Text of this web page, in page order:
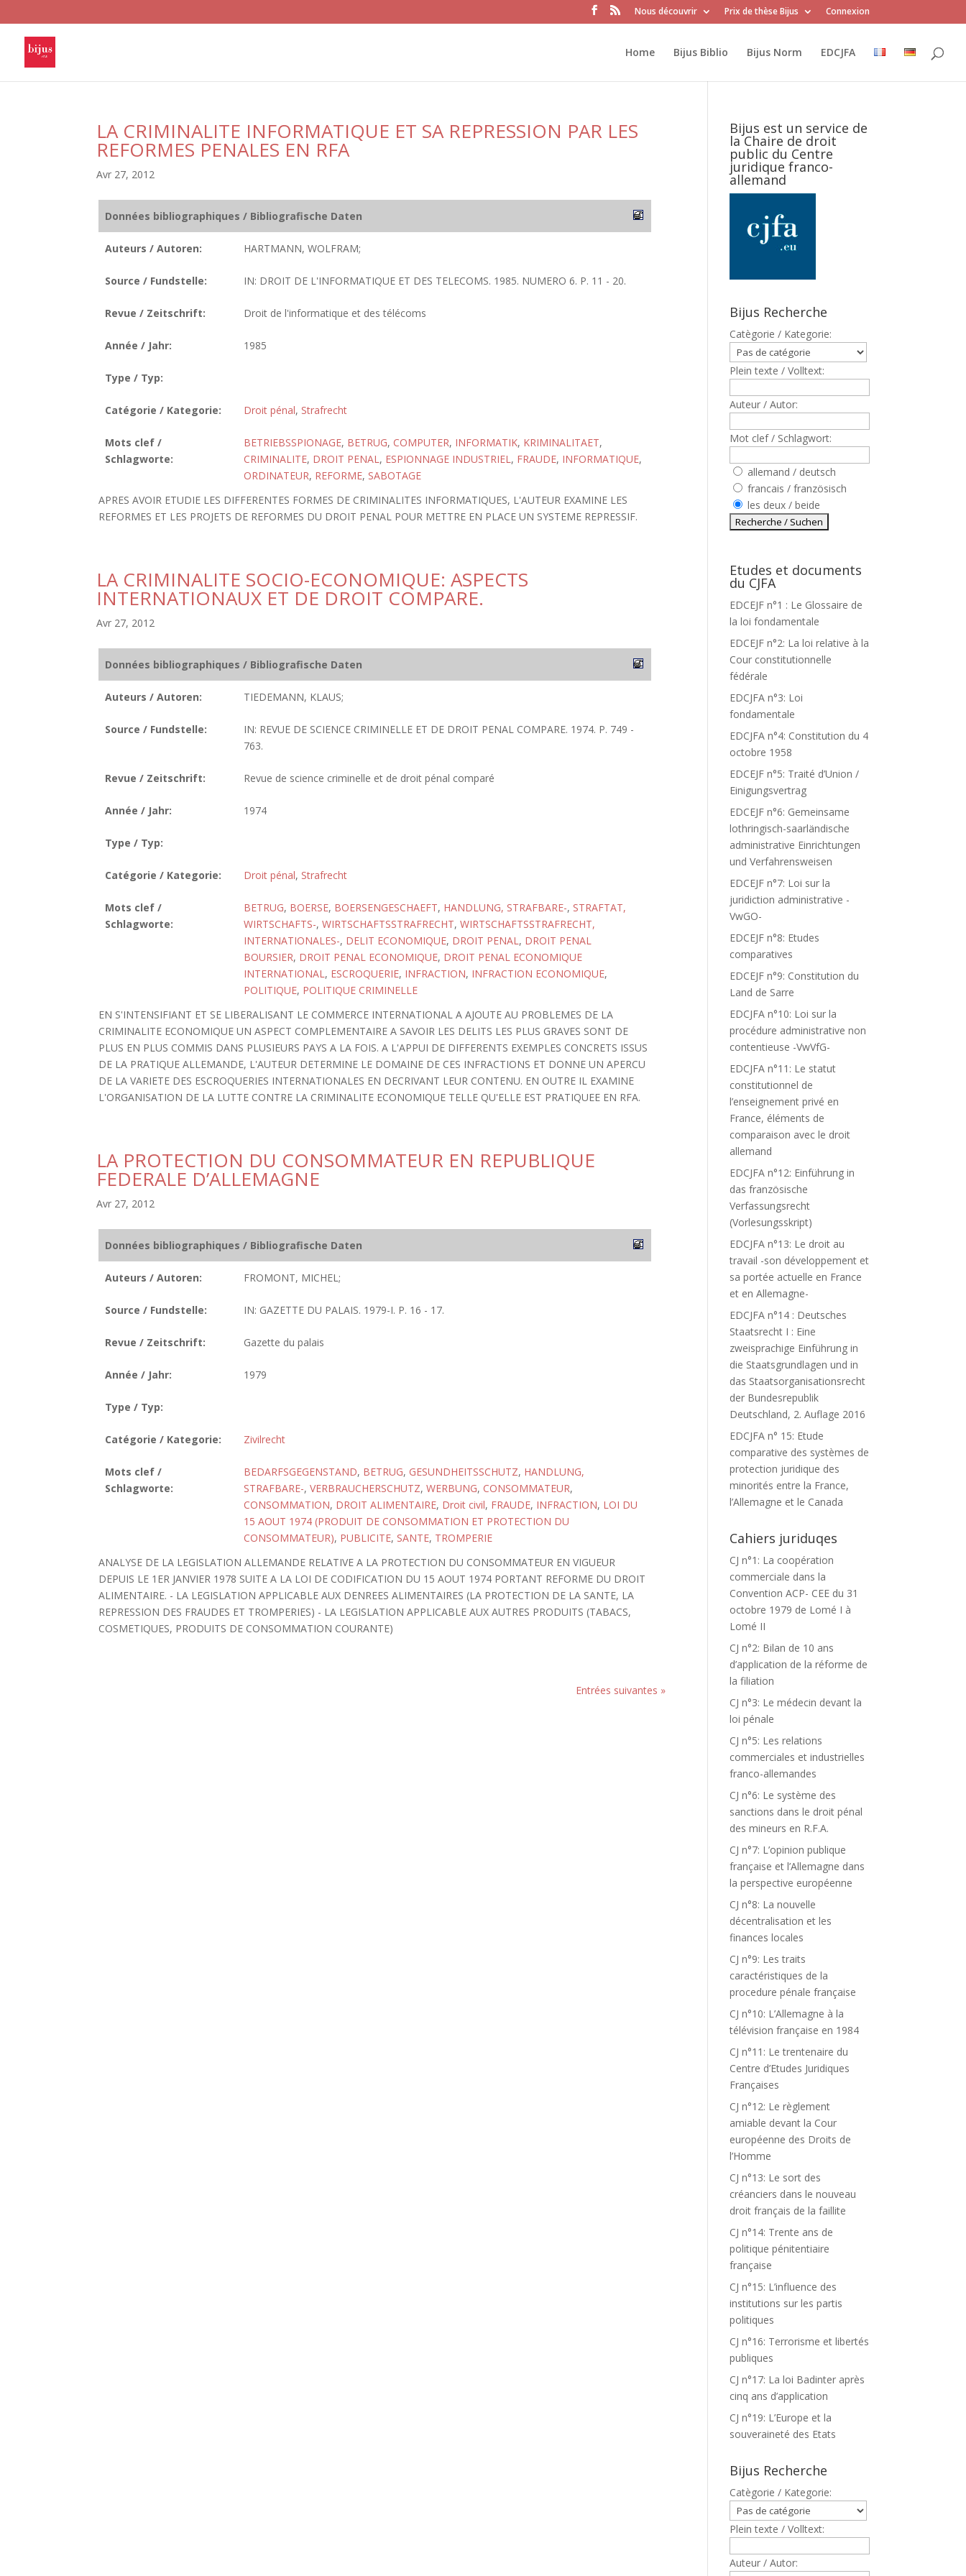
Nous découvrir Prix de thèse Bijus Connexion
Home Bijus Biblio Bijus Norm EDCJFA
LA CRIMINALITE INFORMATIQUE ET SA REPRESSION PAR LES
REFORMES PENALES EN RFA
Avr 27, 2012
Données bibliographiques / Bibliografische Daten
Auteurs / Autoren: HARTMANN, WOLFRAM;
Source / Fundstelle: IN: DROIT DE L'INFORMATIQUE ET DES TELECOMS. 1985. NUMERO 6. P. 11 - 20.
Revue / Zeitschrift: Droit de l'informatique et des télécoms
Année / Jahr: 1985
Type / Typ:
Catégorie / Kategorie: Droit pénal, Strafrecht
Mots clef /
Schlagworte:
BETRIEBSSPIONAGE, BETRUG, COMPUTER, INFORMATIK, KRIMINALITAET,
CRIMINALITE, DROIT PENAL, ESPIONNAGE INDUSTRIEL, FRAUDE, INFORMATIQUE,
ORDINATEUR, REFORME, SABOTAGE
APRES AVOIR ETUDIE LES DIFFERENTES FORMES DE CRIMINALITES INFORMATIQUES, L'AUTEUR EXAMINE LES
REFORMES ET LES PROJETS DE REFORMES DU DROIT PENAL POUR METTRE EN PLACE UN SYSTEME REPRESSIF.
LA CRIMINALITE SOCIO-ECONOMIQUE: ASPECTS
INTERNATIONAUX ET DE DROIT COMPARE.
Avr 27, 2012
Données bibliographiques / Bibliografische Daten
Auteurs / Autoren: TIEDEMANN, KLAUS;
Source / Fundstelle:
IN: REVUE DE SCIENCE CRIMINELLE ET DE DROIT PENAL COMPARE. 1974. P. 749 -
763.
Revue / Zeitschrift: Revue de science criminelle et de droit pénal comparé
Année / Jahr: 1974
Type / Typ:
Catégorie / Kategorie: Droit pénal, Strafrecht
Mots clef /
Schlagworte:
BETRUG, BOERSE, BOERSENGESCHAEFT, HANDLUNG, STRAFBARE-, STRAFTAT,
WIRTSCHAFTS-, WIRTSCHAFTSSTRAFRECHT, WIRTSCHAFTSSTRAFRECHT,
INTERNATIONALES-, DELIT ECONOMIQUE, DROIT PENAL, DROIT PENAL
BOURSIER, DROIT PENAL ECONOMIQUE, DROIT PENAL ECONOMIQUE
INTERNATIONAL, ESCROQUERIE, INFRACTION, INFRACTION ECONOMIQUE,
POLITIQUE, POLITIQUE CRIMINELLE
EN S'INTENSIFIANT ET SE LIBERALISANT LE COMMERCE INTERNATIONAL A AJOUTE AU PROBLEMES DE LA
CRIMINALITE ECONOMIQUE UN ASPECT COMPLEMENTAIRE A SAVOIR LES DELITS LES PLUS GRAVES SONT DE
PLUS EN PLUS COMMIS DANS PLUSIEURS PAYS A LA FOIS. A L'APPUI DE DIFFERENTS EXEMPLES CONCRETS ISSUS
DE LA PRATIQUE ALLEMANDE, L'AUTEUR DETERMINE LE DOMAINE DE CES INFRACTIONS ET DONNE UN APERCU
DE LA VARIETE DES ESCROQUERIES INTERNATIONALES EN DECRIVANT LEUR CONTENU. EN OUTRE IL EXAMINE
L'ORGANISATION DE LA LUTTE CONTRE LA CRIMINALITE ECONOMIQUE TELLE QU'ELLE EST PRATIQUEE EN RFA.
LA PROTECTION DU CONSOMMATEUR EN REPUBLIQUE
FEDERALE D’ALLEMAGNE
Avr 27, 2012
Données bibliographiques / Bibliografische Daten
Auteurs / Autoren: FROMONT, MICHEL;
Source / Fundstelle: IN: GAZETTE DU PALAIS. 1979-I. P. 16 - 17.
Revue / Zeitschrift: Gazette du palais
Année / Jahr: 1979
Type / Typ:
Catégorie / Kategorie: Zivilrecht
Mots clef /
Schlagworte:
BEDARFSGEGENSTAND, BETRUG, GESUNDHEITSSCHUTZ, HANDLUNG,
STRAFBARE-, VERBRAUCHERSCHUTZ, WERBUNG, CONSOMMATEUR,
CONSOMMATION, DROIT ALIMENTAIRE, Droit civil, FRAUDE, INFRACTION, LOI DU
15 AOUT 1974 (PRODUIT DE CONSOMMATION ET PROTECTION DU
CONSOMMATEUR), PUBLICITE, SANTE, TROMPERIE
ANALYSE DE LA LEGISLATION ALLEMANDE RELATIVE A LA PROTECTION DU CONSOMMATEUR EN VIGUEUR
DEPUIS LE 1ER JANVIER 1978 SUITE A LA LOI DE CODIFICATION DU 15 AOUT 1974 PORTANT REFORME DU DROIT
ALIMENTAIRE. - LA LEGISLATION APPLICABLE AUX DENREES ALIMENTAIRES (LA PROTECTION DE LA SANTE, LA
REPRESSION DES FRAUDES ET TROMPERIES) - LA LEGISLATION APPLICABLE AUX AUTRES PRODUITS (TABACS,
COSMETIQUES, PRODUITS DE CONSOMMATION COURANTE)
Entrées suivantes »
Bijus est un service de
la Chaire de droit
public du Centre
juridique franco-
allemand
Bijus Recherche
Catègorie / Kategorie:
Plein texte / Volltext:
Auteur / Autor:
Mot clef / Schlagwort:
allemand / deutsch
francais / französisch
les deux / beide
Etudes et documents
du CJFA
EDCEJF n°1 : Le Glossaire de
la loi fondamentale
EDCEJF n°2: La loi relative à la
Cour constitutionnelle
fédérale
EDCJFA n°3: Loi
fondamentale
EDCJFA n°4: Constitution du 4
octobre 1958
EDCEJF n°5: Traité d’Union /
Einigungsvertrag
EDCEJF n°6: Gemeinsame
lothringisch-saarländische
administrative Einrichtungen
und Verfahrensweisen
EDCEJF n°7: Loi sur la
juridiction administrative -
VwGO-
EDCEJF n°8: Etudes
comparatives
EDCEJF n°9: Constitution du
Land de Sarre
EDCJFA n°10: Loi sur la
procédure administrative non
contentieuse -VwVfG-
EDCJFA n°11: Le statut
constitutionnel de
l’enseignement privé en
France, éléments de
comparaison avec le droit
allemand
EDCJFA n°12: Einführung in
das französische
Verfassungsrecht
(Vorlesungsskript)
EDCJFA n°13: Le droit au
travail -son développement et
sa portée actuelle en France
et en Allemagne-
EDCJFA n°14 : Deutsches
Staatsrecht I : Eine
zweisprachige Einführung in
die Staatsgrundlagen und in
das Staatsorganisationsrecht
der Bundesrepublik
Deutschland, 2. Auflage 2016
EDCJFA n° 15: Etude
comparative des systèmes de
protection juridique des
minorités entre la France,
l’Allemagne et le Canada
Cahiers juriduqes
CJ n°1: La coopération
commerciale dans la
Convention ACP- CEE du 31
octobre 1979 de Lomé I à
Lomé II
CJ n°2: Bilan de 10 ans
d’application de la réforme de
la filiation
CJ n°3: Le médecin devant la
loi pénale
CJ n°5: Les relations
commerciales et industrielles
franco-allemandes
CJ n°6: Le système des
sanctions dans le droit pénal
des mineurs en R.F.A.
CJ n°7: L’opinion publique
française et l’Allemagne dans
la perspective européenne
CJ n°8: La nouvelle
décentralisation et les
finances locales
CJ n°9: Les traits
caractéristiques de la
procedure pénale française
CJ n°10: L’Allemagne à la
télévision française en 1984
CJ n°11: Le trentenaire du
Centre d’Etudes Juridiques
Françaises
CJ n°12: Le règlement
amiable devant la Cour
européenne des Droits de
l’Homme
CJ n°13: Le sort des
créanciers dans le nouveau
droit français de la faillite
CJ n°14: Trente ans de
politique pénitentiaire
française
CJ n°15: L’influence des
institutions sur les partis
politiques
CJ n°16: Terrorisme et libertés
publiques
CJ n°17: La loi Badinter après
cinq ans d’application
CJ n°19: L’Europe et la
souveraineté des Etats
Bijus Recherche
Catègorie / Kategorie:
Plein texte / Volltext:
Auteur / Autor: